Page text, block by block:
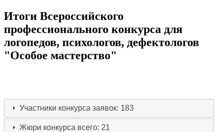
Итоги Всероссийского
профессионального конкурса для
логопедов, психологов, дефектологов
"Особое мастерство"
Участники конкурсазаявок: 183
Жюри конкурса всего: 21